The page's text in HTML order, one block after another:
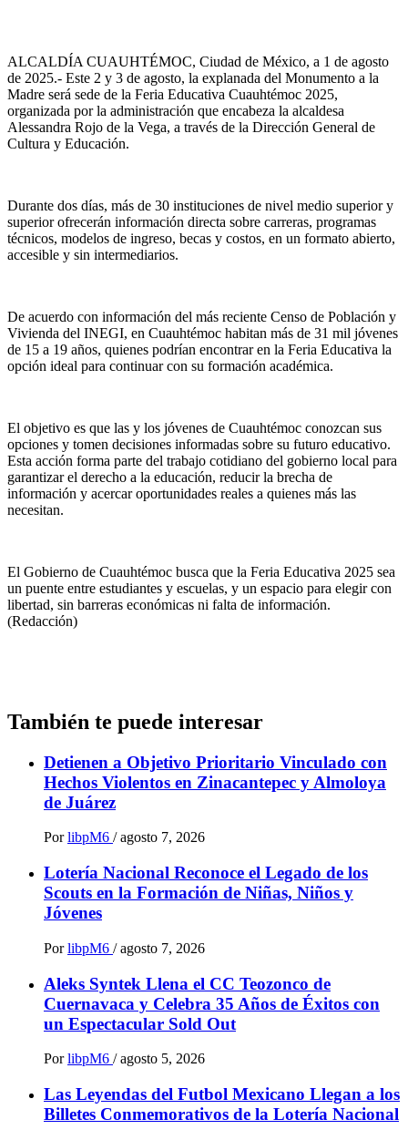
ALCALDÍA CUAUHTÉMOC, Ciudad de México, a 1 de agosto
de 2025.- Este 2 y 3 de agosto, la explanada del Monumento a la
Madre será sede de la Feria Educativa Cuauhtémoc 2025,
organizada por la administración que encabeza la alcaldesa
Alessandra Rojo de la Vega, a través de la Dirección General de
Cultura y Educación.
Durante dos días, más de 30 instituciones de nivel medio superior y
superior ofrecerán información directa sobre carreras, programas
técnicos, modelos de ingreso, becas y costos, en un formato abierto,
accesible y sin intermediarios.
De acuerdo con información del más reciente Censo de Población y
Vivienda del INEGI, en Cuauhtémoc habitan más de 31 mil jóvenes
de 15 a 19 años, quienes podrían encontrar en la Feria Educativa la
opción ideal para continuar con su formación académica.
El objetivo es que las y los jóvenes de Cuauhtémoc conozcan sus
opciones y tomen decisiones informadas sobre su futuro educativo.
Esta acción forma parte del trabajo cotidiano del gobierno local para
garantizar el derecho a la educación, reducir la brecha de
información y acercar oportunidades reales a quienes más las
necesitan.
El Gobierno de Cuauhtémoc busca que la Feria Educativa 2025 sea
un puente entre estudiantes y escuelas, y un espacio para elegir con
libertad, sin barreras económicas ni falta de información.
(Redacción)
También te puede interesar
Detienen a Objetivo Prioritario Vinculado con
Hechos Violentos en Zinacantepec y Almoloya
de Juárez
Por libpM6 / agosto 7, 2026
Lotería Nacional Reconoce el Legado de los
Scouts en la Formación de Niñas, Niños y
Jóvenes
Por libpM6 / agosto 7, 2026
Aleks Syntek Llena el CC Teozonco de
Cuernavaca y Celebra 35 Años de Éxitos con
un Espectacular Sold Out
Por libpM6 / agosto 5, 2026
Las Leyendas del Futbol Mexicano Llegan a los
Billetes Conmemorativos de la Lotería Nacional